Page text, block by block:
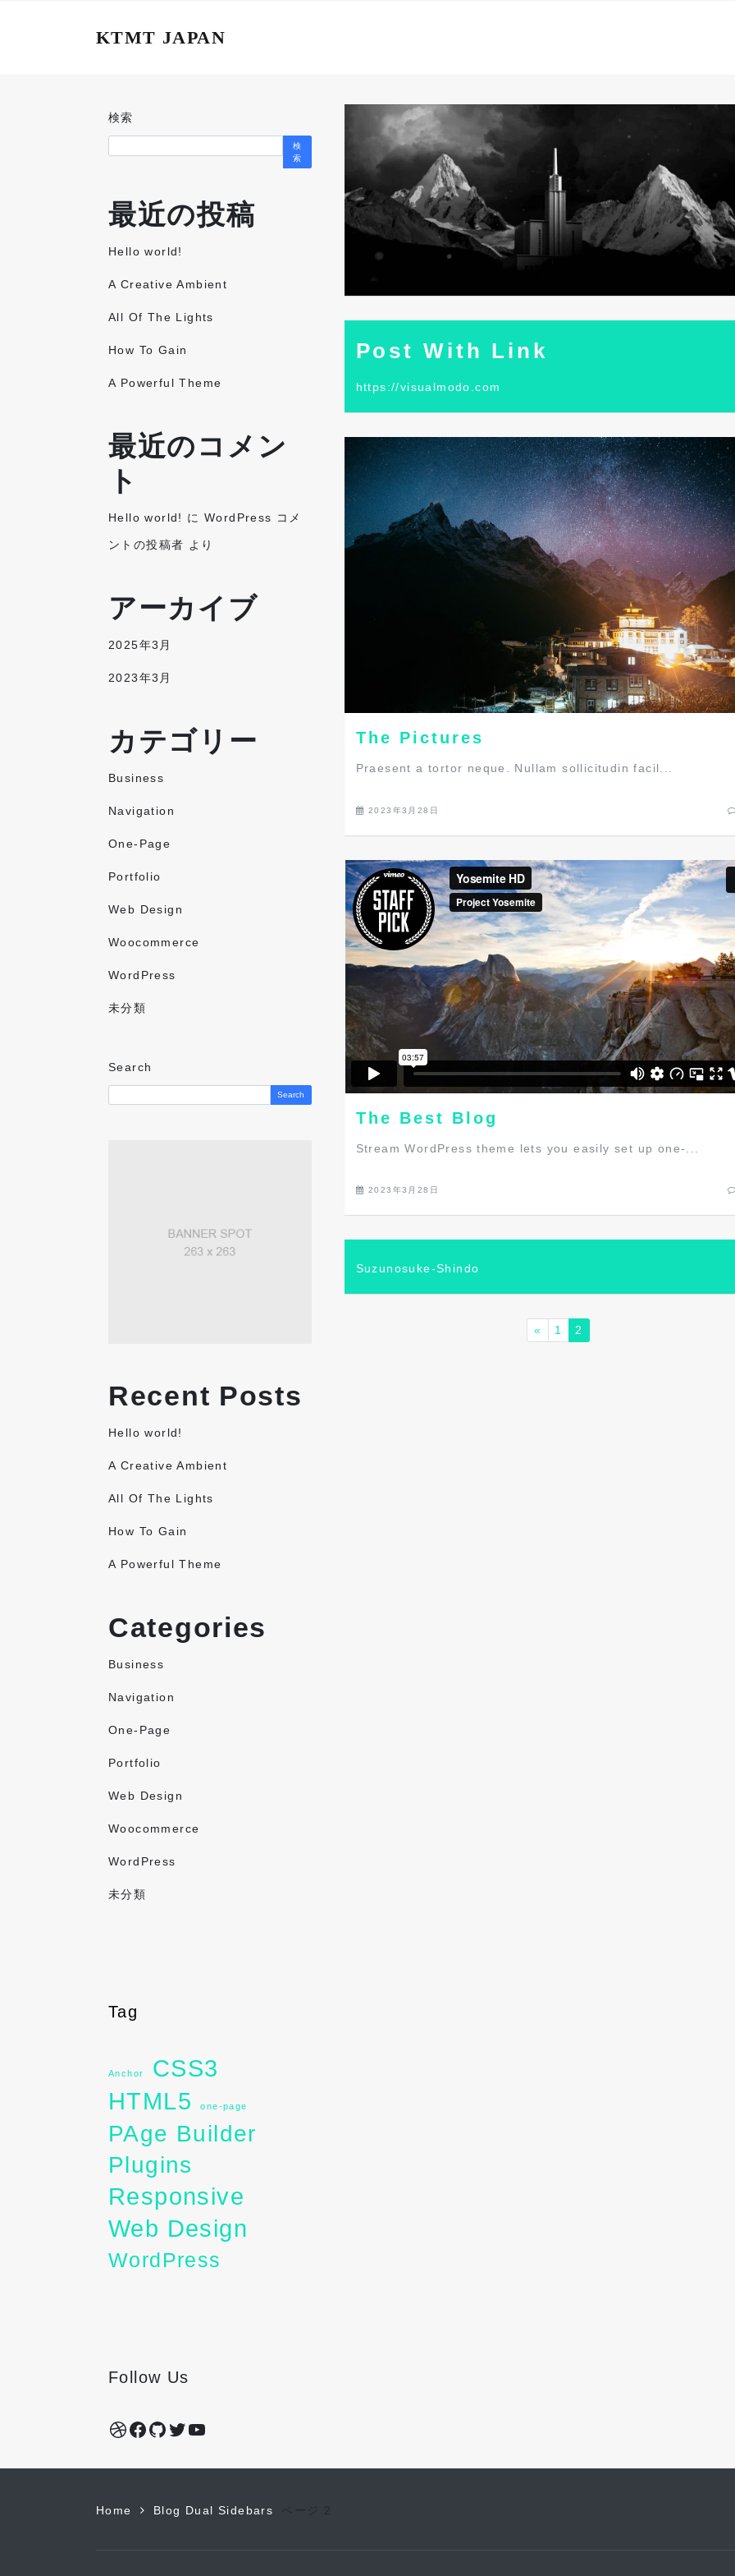
KTMT JAPAN
検索
検
索
最近の投稿
Hello world!
A Creative Ambient
All Of The Lights
How To Gain
A Powerful Theme
最近のコメン
ト
Hello world! にWordPress コメ
ントの投稿者 より
アーカイブ
2025年3月
2023年3月
カテゴリー
Business
Navigation
One-Page
Portfolio
Web Design
Woocommerce
WordPress
未分類
Search
Search
Recent Posts
Hello world!
A Creative Ambient
All Of The Lights
How To Gain
A Powerful Theme
Categories
Business
Navigation
One-Page
Portfolio
Web Design
Woocommerce
WordPress
未分類
Tag
Anchor
CSS3
HTML5
one-page
PAge Builder
Plugins
Responsive
Web Design
WordPress
Follow Us
Dribbble
Facebook
GitHub
Twitter
YouTube
Post With Link
https://visualmodo.com
The Pictures
Praesent a tortor neque. Nullam sollicitudin facil...
2023年3月28日
The Best Blog
Stream WordPress theme lets you easily set up one-...
2023年3月28日
Suzunosuke-Shindo
« 1 2
Home Blog Dual Sidebars